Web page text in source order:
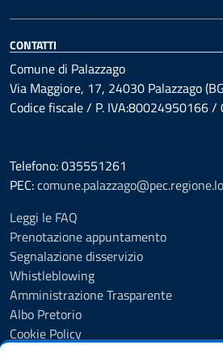
CONTATTI
Comune di Palazzago
Via Maggiore, 17, 24030 Palazzago
Codice fiscale / P. IVA:80024950166
Telefono: 035551261
PEC:
Leggi le FAQ
Prenotazione appuntamento
Segnalazione disservizio
Whistleblowing
Amministrazione Trasparente
Albo Pretorio
Cookie Policy